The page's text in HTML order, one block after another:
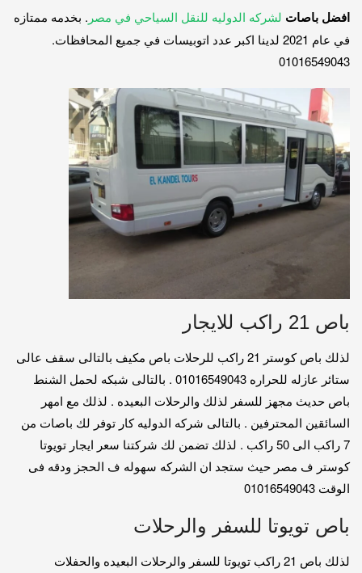
افضل باصات لشركه الدوليه للنقل السياحي في مصر . بخدمه ممتازه
في عام 2021 لدينا اكبر عدد اتوبيسات في جميع المحافظات.
01016549043
باص 21 راكب للايجار
لذلك باص كوستر 21 راكب للرحلات باص مكيف بالتالى سقف عالى
ستائر عازله للحراره 01016549043 . بالتالى شبكه لحمل الشنط
باص حديث مجهز للسفر لذلك والرحلات البعيده . لذلك مع امهر
السائقين المحترفين . بالتالى شركه الدوليه كار توفر لك باصات من
7 راكب الى 50 راكب . لذلك تضمن لك شركتنا سعر ايجار تويوتا
كوستر ف مصر حيث ستجد ان الشركه سهوله ف الحجز ودقه فى
الوقت 01016549043
باص تويوتا للسفر والرحلات
لذلك باص 21 راكب تويوتا للسفر والرحلات البعيده والحفلات